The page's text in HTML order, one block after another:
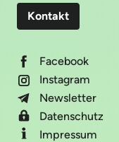
Kontakt
Facebook
Instagram
Newsletter
Datenschutz
Impressum